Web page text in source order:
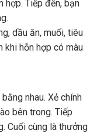
hợp. Tiếp đến, bạn
dầu ăn, muối, tiêu
khi hỗn hợp có màu
nhau. Xẻ chính
bên trong. Tiếp
Cuối cùng là thưởng